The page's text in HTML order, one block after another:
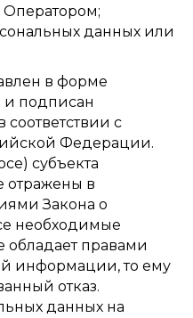
данных или
в форме
и подписан
с
Федерации.
субъекта
отражены в
Закона о
необходимые
обладает правами
информации, то ему
отказ.
данных на